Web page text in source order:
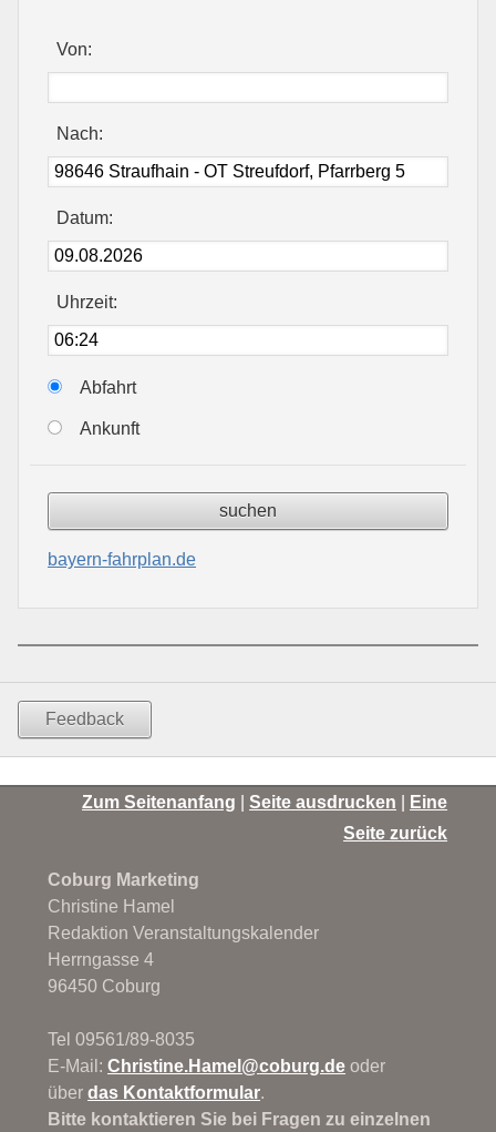
Von:
Nach:
Datum:
Uhrzeit:
Abfahrt
Ankunft
bayern-fahrplan.de
Feedback
Zum Seitenanfang |Seite ausdrucken
Eine
Seite zurück
Coburg Marketing
Christine Hamel
Redaktion Veranstaltungskalender
Herrngasse 4
96450 Coburg
Tel 09561/89-8035
E-Mail:Christine.Hamel@coburg.de oder
überdas Kontaktformular.
Bitte kontaktieren Sie bei Fragen zu einzelnen